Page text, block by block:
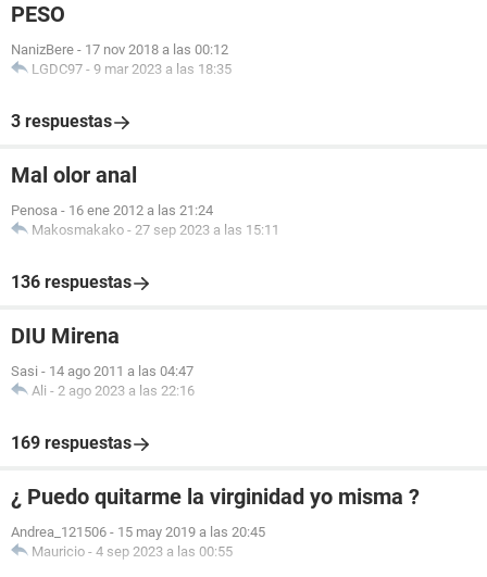
PESO
NanizBere - 17 nov 2018 a las 00:12
LGDC97 - 9 mar 2023 a las 18:35
3 respuestas
Mal olor anal
Penosa - 16 ene 2012 a las 21:24
Makosmakako - 27 sep 2023 a las 15:11
136 respuestas
DIU Mirena
Sasi - 14 ago 2011 a las 04:47
Ali - 2 ago 2023 a las 22:16
169 respuestas
¿ Puedo quitarme la virginidad yo misma ?
Andrea_121506 - 15 may 2019 a las 20:45
Mauricio - 4 sep 2023 a las 00:55